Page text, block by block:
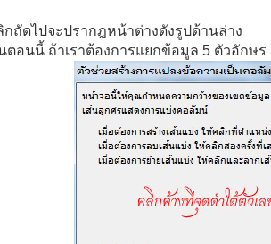
กถัดไปจะปรากฎหน้าต่างดังรูปด้านล่าง
ตอนนี้ ถ้าเราต้องการแยกข้อมูล 5 ตัวอักษ